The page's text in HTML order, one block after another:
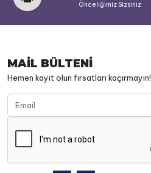
Önceliğimiz Sizsiniz
MAİL BÜLTENİ
Hemen kayıt olun fırsatları kaçırmayın!